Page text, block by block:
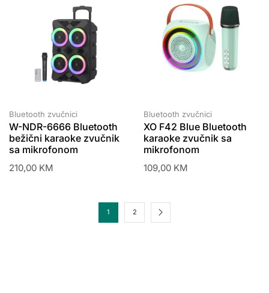
Bluetooth zvučnici
W-NDR-6666 Bluetooth
bežični karaoke zvučnik
sa mikrofonom
210,00 KM
Bluetooth zvučnici
XO F42 Blue Bluetooth
karaoke zvučnik sa
mikrofonom
109,00 KM
1 2